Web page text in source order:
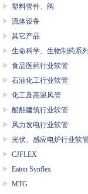
塑料管件、阀
流体设备
其它产品
生命科学、生物制药系列
食品医药行业软管
石油化工行业软管
化工及高温风管
船舶建筑行业软管
风力发电行业软管
光伏、感应电炉行业软
CJFLEX
Eaton Synflex
MTG